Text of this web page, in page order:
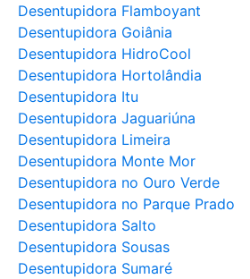
Desentupidora Flamboyant
Desentupidora Goiânia
Desentupidora HidroCool
Desentupidora Hortolândia
Desentupidora Itu
Desentupidora Jaguariúna
Desentupidora Limeira
Desentupidora Monte Mor
Desentupidora no Ouro Verde
Desentupidora no Parque Prado
Desentupidora Salto
Desentupidora Sousas
Desentupidora Sumaré